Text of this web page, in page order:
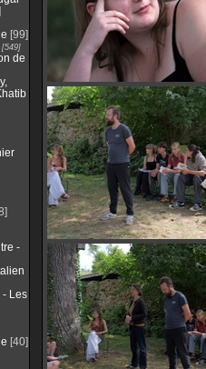
[99]
de
-
- Les
[40]